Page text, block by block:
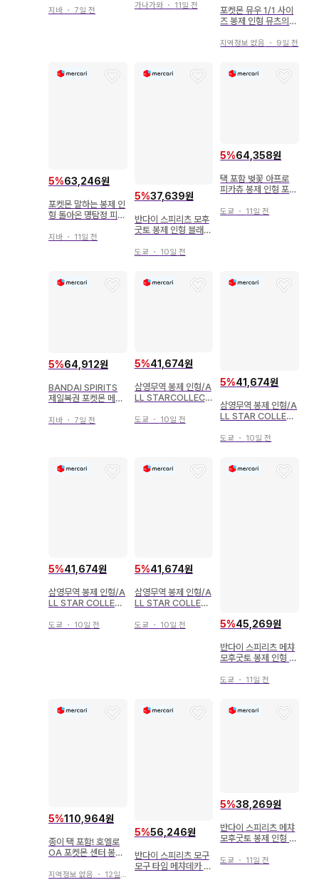
유키하미
지바 ・ 7일 전 가나가와・ 11일 전
포켓몬 뮤우 1/1 사이
즈 봉제 인형 뮤츠의
지역정보 없음 ・ 9일 전
5%63,246원
포켓몬 말하는 봉제 인
형 돌아온 명탐정 피카
지바 ・ 11일 전
5%37,639원
반다이 스피리츠 모후
굿토 봉제 인형 블래키
야밀라미
도쿄 ・ 10일 전
5%64,358원
택 포함 벚꽃 아프로
피카츄 봉제 인형 포켓
도쿄 ・ 11일 전
5%64,912원
BANDAI SPIRITS
제일복권 포켓몬 메가
X 봉제 인형
지바 ・ 7일 전
5%41,674원
삼영무역 봉제 인형/A
LL STARCOLLECT
드(S) 110
도쿄 ・ 10일 전
5%41,674원
삼영무역 봉제 인형/A
LL STAR COLLEC
카츄 ( S ) PP01
도쿄 ・ 10일 전
5%41,674원
삼영무역 봉제 인형/A
LL STAR COLLEC
카츄 ( S ) PP01
도쿄 ・ 10일 전
5%41,674원
삼영무역 봉제 인형/A
LL STAR COLLEC
카츄 ( S ) PP01
도쿄 ・ 10일 전 5%45,269원
반다이 스피리츠 메챠
모후굿토 봉제 인형 포
도쿄 ・ 11일 전
5%110,964원
종이 택 포함! 호엘로
OA 포켓몬 센터 봉제
지역정보 없음 ・ 12일 전
5%56,246원
반다이 스피리츠 모구
모구 타임 메챠데카 곤
5%38,269원
반다이 스피리츠 메챠
모후굿토 봉제 인형 파
트
도쿄 ・ 11일 전